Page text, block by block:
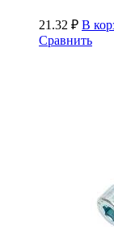
21.32 ₽ В
Сравнить